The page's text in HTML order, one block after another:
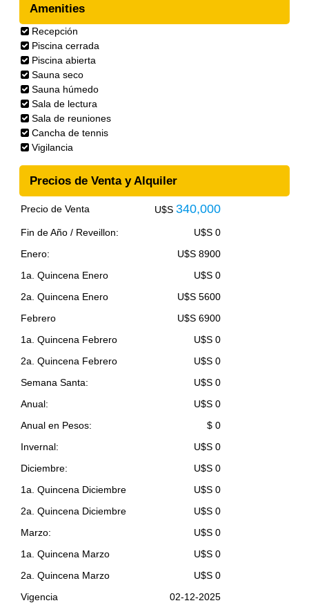
Amenities
Recepción
Piscina cerrada
Piscina abierta
Sauna seco
Sauna húmedo
Sala de lectura
Sala de reuniones
Cancha de tennis
Vigilancia
Precios de Venta y Alquiler
Precio de Venta U$S 340,000
Fin de Año / Reveillon:
U$S 0
Enero:
U$S 8900
1a. Quincena Enero
U$S 0
2a. Quincena Enero
U$S 5600
Febrero
U$S 6900
1a. Quincena Febrero
U$S 0
2a. Quincena Febrero
U$S 0
Semana Santa:
U$S 0
Anual:
U$S 0
Anual en Pesos:
$ 0
Invernal:
U$S 0
Diciembre:
U$S 0
1a. Quincena Diciembre
U$S 0
2a. Quincena Diciembre
U$S 0
Marzo:
U$S 0
1a. Quincena Marzo
U$S 0
2a. Quincena Marzo
U$S 0
Vigencia
02-12-2025